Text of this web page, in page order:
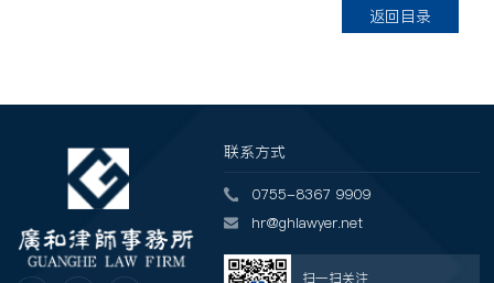
返回目录
联系方式
0755-8367 9909
hr@ghlawyer.net
扫一扫关注